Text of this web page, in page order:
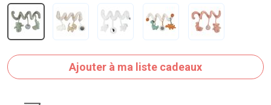
Ajouter à ma liste cadeaux